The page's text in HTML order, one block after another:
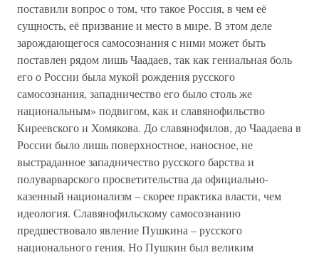
поставили вопрос о том, что такое Россия, в чем её
сущность, её призвание и место в мире. В этом деле
зарождающегося самосознания с ними может быть
поставлен рядом лишь Чаадаев, так как гениальная боль
его о России была мукой рождения русского
самосознания, западничество его было столь же
национальным» подвигом, как и славянофильство
Киреевского и Хомякова. До славянофилов, до Чаадаева в
России было лишь поверхностное, наносное, не
выстраданное западничество русского барства и
полуварварского просветительства да официально-
казенный национализм – скорее практика власти, чем
идеология. Славянофильскому самосознанию
предшествовало явление Пушкина – русского
национального гения. Но Пушкин был великим